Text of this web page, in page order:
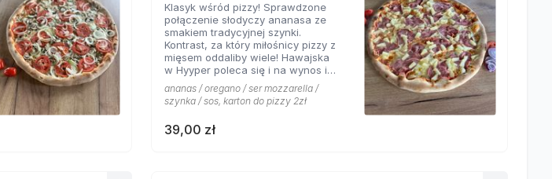
Klasyk wśród pizzy! Sprawdzone
połączenie słodyczy ananasa ze
smakiem tradycyjnej szynki.
Kontrast, za który miłośnicy pizzy z
mięsem oddaliby wiele! Hawajska
w Hyyper poleca się i na wynos i
na miejscu!
ananas / oregano / ser mozzarella /
szynka / sos, karton do pizzy 2zł
39,00 zł